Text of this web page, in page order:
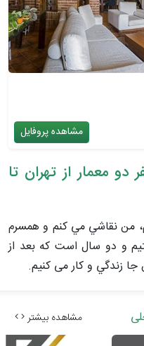
مشاهده پروفایل
معمار از تهران تا
من نقاشي مي كنم و همسرم
و دو سال است كه بعد از
جا زندگي و كار می كنيم.
مشاهده بیشتر